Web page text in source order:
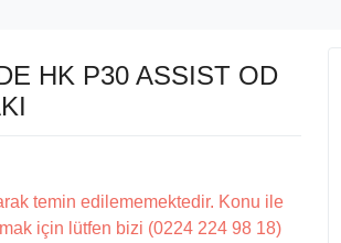
HK P30 ASSIST OD
temin edilememektedir. Konu ile
için lütfen bizi (0224 224 98 18)